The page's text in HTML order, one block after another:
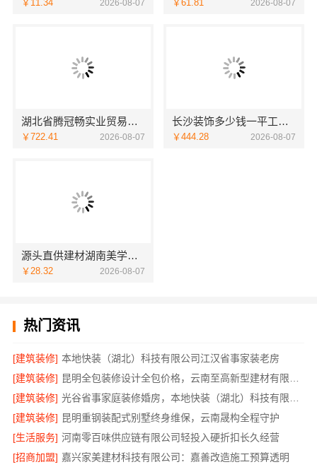
￥11.34 2026-08-07 ￥61.81 2026-08-07
湖北省腾冠畅实业贸易有限公司轮胎批发采购流程全解析
￥722.41 2026-08-07
长沙装饰多少钱一平工期保障，湖南创益讯建筑快速交付
￥444.28 2026-08-07
源头直供建材湖南美学筑家建材有限公司商铺装修更划算
￥28.32 2026-08-07
热门资讯
[建筑装修] 本地快装（湖北）科技有限公司江汉省事家装老房
[建筑装修]
[建筑装修]
[建筑装修] 昆明重钢装配式别墅终身维保，云南晟构全程守护
[生活服务] 河南零百味供应链有限公司轻投入硬折扣长久经营
[招商加盟] 嘉兴家美建材科技有限公司：嘉善改造施工预算透明